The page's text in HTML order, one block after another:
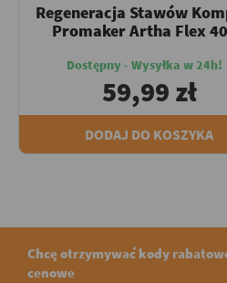
Regeneracja Stawów
Promaker Artha Flex
Dostępny - Wysyłka w 24h!
59,99 zł
DODAJ DO KOSZYKA
Chcę otrzymywać kody
cenowe